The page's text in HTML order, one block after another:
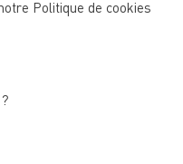
Politique de cookies